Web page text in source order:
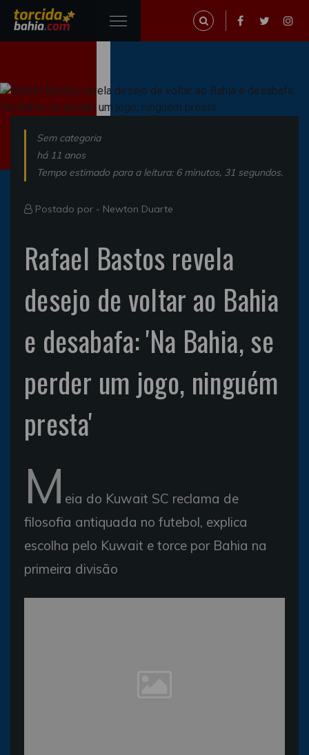
Sem categoria
há 11 anos
Tempo estimado para a leitura: 6 minutos, 31 segundos.
Postado por - Newton Duarte
Rafael Bastos revela
desejo de voltar ao Bahia
e desabafa: 'Na Bahia, se
perder um jogo, ninguém
presta'
M eia do Kuwait SC reclama de
filosofia antiquada no futebol, explica
escolha pelo Kuwait e torce por Bahia na
primeira divisão